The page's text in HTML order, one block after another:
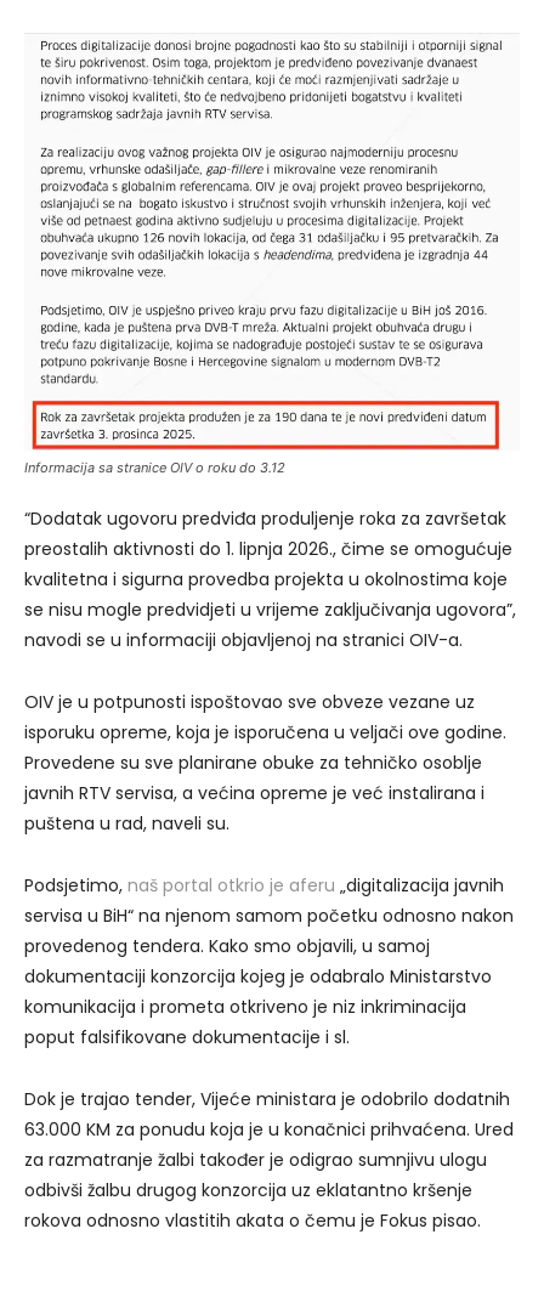
Informacija sa stranice OIV o roku do 3.12
“Dodatak ugovoru predviđa produljenje roka za završetak
preostalih aktivnosti do 1. lipnja 2026., čime se omogućuje
kvalitetna i sigurna provedba projekta u okolnostima koje
se nisu mogle predvidjeti u vrijeme zaključivanja ugovora”,
navodi se u informaciji objavljenoj na stranici OIV-a.
OIV je u potpunosti ispoštovao sve obveze vezane uz
isporuku opreme, koja je isporučena u veljači ove godine.
Provedene su sve planirane obuke za tehničko osoblje
javnih RTV servisa, a većina opreme je već instalirana i
puštena u rad, naveli su.
Podsjetimo, naš portal otkrio je aferu „digitalizacija javnih
servisa u BiH“ na njenom samom početku odnosno nakon
provedenog tendera. Kako smo objavili, u samoj
dokumentaciji konzorcija kojeg je odabralo Ministarstvo
komunikacija i prometa otkriveno je niz inkriminacija
poput falsifikovane dokumentacije i sl.
Dok je trajao tender, Vijeće ministara je odobrilo dodatnih
63.000 KM za ponudu koja je u konačnici prihvaćena. Ured
za razmatranje žalbi također je odigrao sumnjivu ulogu
odbivši žalbu drugog konzorcija uz eklatantno kršenje
rokova odnosno vlastitih akata o čemu je Fokus pisao.